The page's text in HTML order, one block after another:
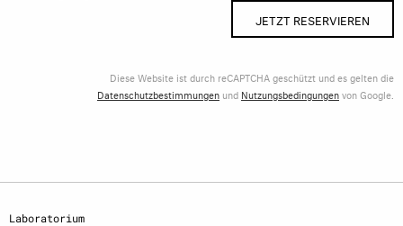
JETZT RESERVIEREN
Diese Website ist durch reCAPTCHA geschützt und es gelten die
Datenschutzbestimmungen und Nutzungsbedingungenvon Google.
Laboratorium